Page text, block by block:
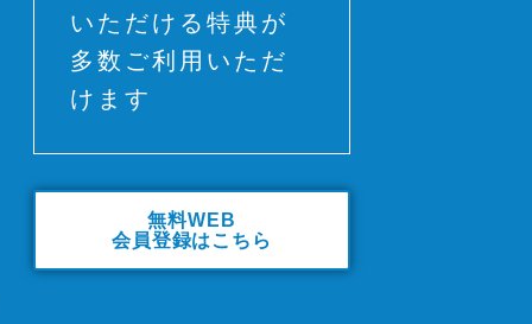
いただける特典が
多数ご利用いただ
けます
無料WEB
会員登録はこちら